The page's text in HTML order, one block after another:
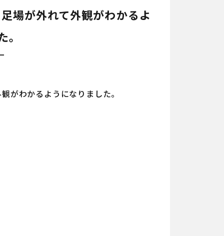
場が外れて外観がわかるよ
がわかるようになりました。